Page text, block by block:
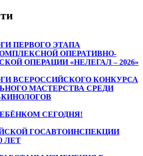
ПЕРВОГО ЭТАПА
ОПЕРАТИВНО-
ОПЕРАЦИИ «НЕЛЕГАЛ – 2026»
ВСЕРОССИЙСКОГО КОНКУРСА
МАСТЕРСТВА СРЕДИ
СЕГОДНЯ!
ГОСАВТОИНСПЕКЦИИ
ЛЕТ